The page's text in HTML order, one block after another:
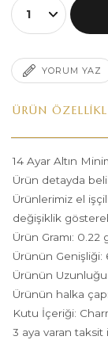
YORUM YAZ
ÜRÜN
14 Ayar Altın
Ürün detayda
Ürünlerimiz el
değişiklik
Ürün Gramı: 0.22
Ürünün Genişliği:
Ürünün
Ürünün halka
Kutu İçeriği:
3 aya varan taksit